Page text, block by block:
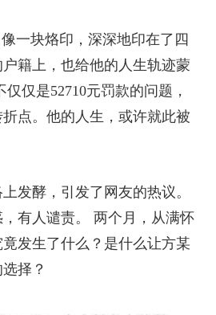
一块烙印，深深地印在了四
籍上，也给他的人生轨迹蒙
仅仅是52710元罚款的问题，
点。他的人生，或许就此被
发酵，引发了网友的热议。
有人谴责。 两个月，从满怀
发生了什么？是什么让方某
择？